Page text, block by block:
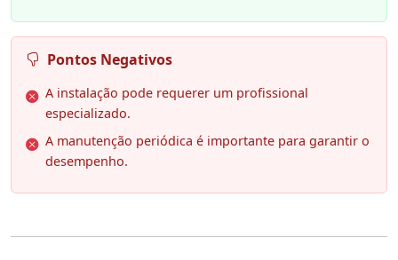
Pontos Negativos
A instalação pode requerer um profissional
especializado.
A manutenção periódica é importante para garantir o
desempenho.